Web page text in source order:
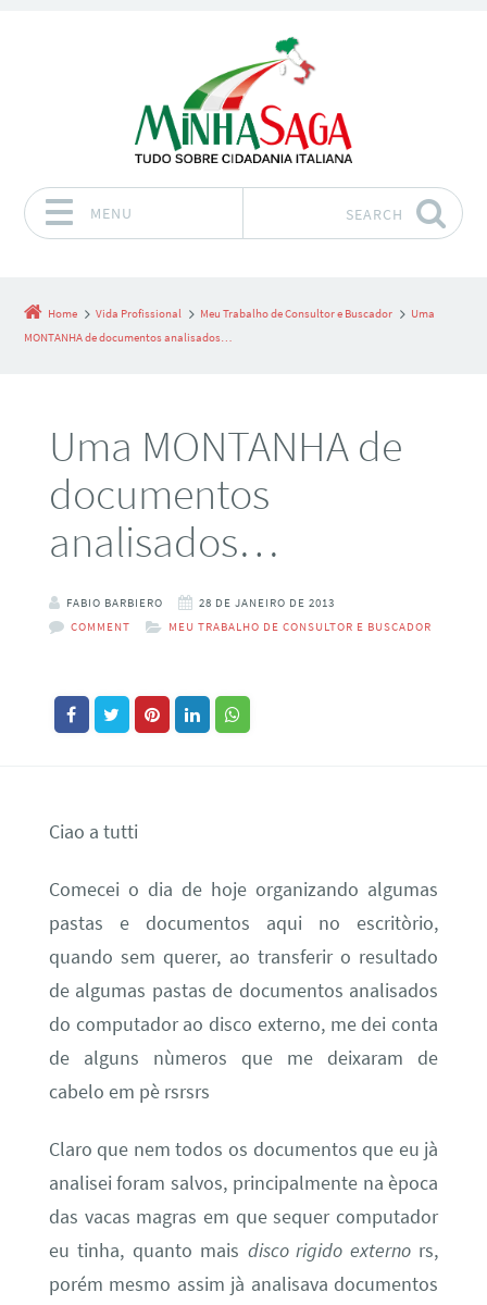
MENU SEARCH
Home Vida Profissional Meu Trabalho de Consultor e Buscador
Uma
MONTANHA de documentos analisados…
Uma MONTANHA de
documentos
analisados…
FABIO BARBIERO
28 DE JANEIRO DE 2013
COMMENT
MEU TRABALHO DE CONSULTOR E BUSCADOR
Ciao a tutti
Comecei o dia de hoje organizando algumas
pastas e documentos aqui no escritòrio,
quando sem querer, ao transferir o resultado
de algumas pastas de documentos analisados
do computador ao disco externo, me dei conta
de alguns nùmeros que me deixaram de
cabelo em pè rsrsrs
Claro que nem todos os documentos que eu jà
analisei foram salvos, principalmente na època
das vacas magras em que sequer computador
eu tinha, quanto mais disco rigido externors,
porém mesmo assim jà analisava documentos